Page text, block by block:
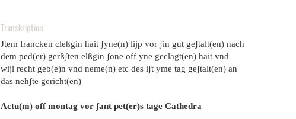
Transkription
Jtem francken cleßgin hait ʃyne(n) lijp vor ʃin gut geʃtalt(en) nach
dem ped(er) gerßʃten elßgin ʃone off yne geclagt(en) hait vnd
wijl recht geb(e)n vnd neme(n) etc des iʃt yme tag geʃtalt(en) an
das nehʃte gericht(en)
Actu(m) off montag vor ʃant pet(er)s tage Cathedra